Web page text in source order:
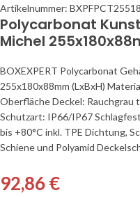
Artikelnummer:
Polycarbonat
Michel
BOXEXPERT Polycarbonat
255x180x88mm (LxBxH)
Oberfläche Deckel: Rauchgrau
Schutzart: IP66/IP67
bis +80°C inkl. TPE Dichtung,
Schiene und Polyamid
92,86€